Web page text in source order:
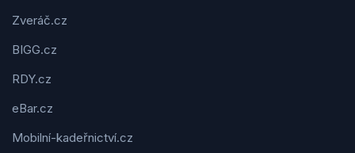
Zveráč.cz
BIGG.cz
RDY.cz
eBar.cz
Mobilní-kadeřnictví.cz